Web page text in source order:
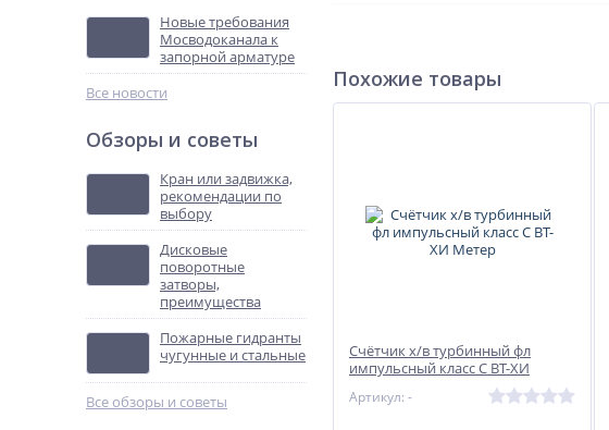
Новые требования
Мосводоканала к
запорной арматуре
Все новости
Обзоры и советы
Кран или задвижка,
рекомендации по
выбору
Дисковые
поворотные
затворы,
преимущества
Пожарные гидранты
чугунные и стальные
Все обзоры и советы
Похожие товары
Счётчик х/в турбинный фл
импульсный класс C ВТ-ХИ
Артикул: -